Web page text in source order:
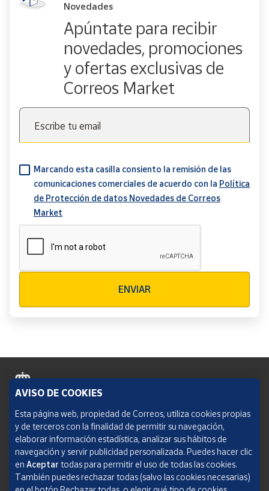
Novedades
Apúntate para recibir
novedades, promociones
y ofertas exclusivas de
Correos Market
Escribe tu email
Marcando esta casilla consiento la remisión de las
comunicaciones comerciales de acuerdo con la Política
de Protección de datos Novedades de Correos
Market
ENVIAR
Política de cookies
Aviso legal
Condiciones del servicio
Política de Privacidad Web
AVISO DE COOKIES
Esta página web, propiedad de Correos, utiliza cookies propias
y de terceros con la finalidad de permitir su navegación,
elaborar información estadística, analizar sus hábitos de
navegación y servir publicidad personalizada. Puedes hacer clic
en Aceptar todas para permitir el uso de todas las cookies.
También puedes rechazar todas (salvo las cookies necesarias)